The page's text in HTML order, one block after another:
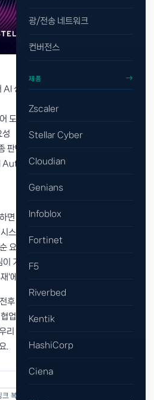
광/전송 네트워크
컨버전스
제품
Zscaler
Stellar Cyber
Cloudian
Genians
Infoblox
Fortinet
F5
Riverbed
Kentik
HashiCorp
Ciena
성공의 열쇠는 기술 도입이 아닌 '워
도구와 데이터를 연결하는 MCP 기
성
단을 결합하는 '인간 중심의 협업 모
구축
면 보안 운영이 자동으로 개선될 것이
스템과 업무 흐름이 파편화되어 있다
요약 도구 수준에 머무르게 되는데요.
기술 자체가 아니라 AI가 제대로 일
'에 있다고 지적합니다.
후 맥락을 파악할 수 있는 '케이스 중
업 구조가 필수적입니다. 실제 SOC
리 기업에 필요한 AI-ready 워크플로
.
크 복사